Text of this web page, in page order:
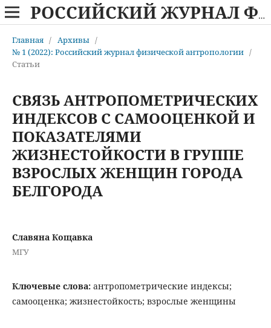
РОССИЙСКИЙ ЖУРНАЛ ФИЗИЧЕСКОЙ АНТРОПОЛОГИИ
Главная / Архивы /
№ 1 (2022): Российский журнал физической антропологии /
Статьи
СВЯЗЬ АНТРОПОМЕТРИЧЕСКИХ
ИНДЕКСОВ С САМООЦЕНКОЙ И
ПОКАЗАТЕЛЯМИ
ЖИЗНЕСТОЙКОСТИ В ГРУППЕ
ВЗРОСЛЫХ ЖЕНЩИН ГОРОДА
БЕЛГОРОДА
Славяна Кощавка
МГУ
Ключевые слова: антропометрические индексы;
самооценка; жизнестойкость; взрослые женщины